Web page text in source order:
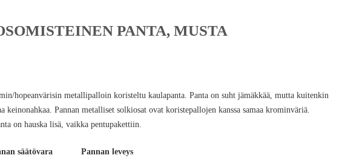
PANTA, MUSTA
hopeanvärisin metallipalloin koristeltu kaulapanta. Panta on suht jämäkkää, mutta kuitenkin
keinonahkaa. Pannan metalliset solkiosat ovat koristepallojen kanssa samaa krominväriä.
on hauska lisä, vaikka pentupakettiin.
säätövara
Pannan leveys